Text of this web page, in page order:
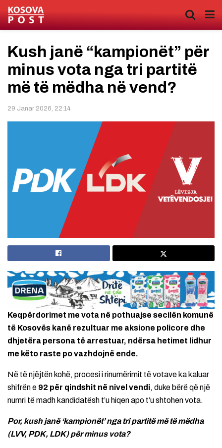
Kush janë “kampionët” për
minus vota nga tri partitë
më të mëdha në vend?
29 Janar 2026, 22:14
Keqpërdorimet me vota në pothuajse secilën komunë
të Kosovës kanë rezultuar me aksione policore dhe
dhjetëra persona të arrestuar, ndërsa hetimet lidhur
me këto raste po vazhdojnë ende.
Në të njëjtën kohë, procesi i rinumërimit të votave ka kaluar
shifrën e 92 për qindshit në nivel vendi, duke bërë që një
numri të madh kandidatësh t’u hiqen apo t’u shtohen vota.
Por, kush janë ‘kampionët’ nga tri partitë më të mëdha
(LVV, PDK, LDK) për minus vota?